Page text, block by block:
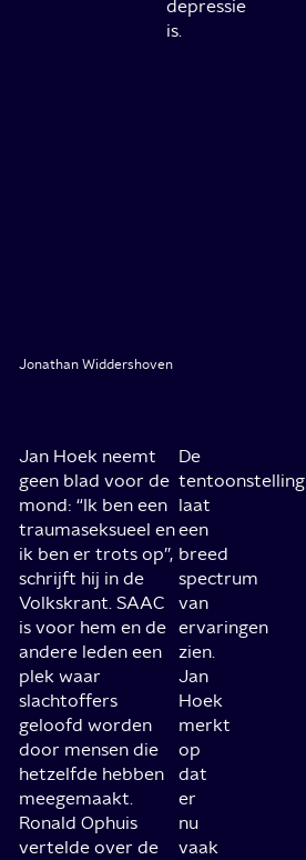
depressie
is.
Jonathan Widdershoven
Jan Hoek neemt
geen blad voor de
mond: “Ik ben een
traumaseksueel en
ik ben er trots op”,
schrijft hij in de
Volkskrant. SAAC
is voor hem en de
andere leden een
plek waar
slachtoffers
geloofd worden
door mensen die
hetzelfde hebben
meegemaakt.
Ronald Ophuis
vertelde over de
De
tentoonstelling
laat
een
breed
spectrum
van
ervaringen
zien.
Jan
Hoek
merkt
op
dat
er
nu
vaak